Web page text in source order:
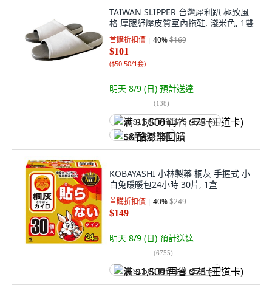
TAIWAN SLIPPER 台灣犀利趴 極致風
格 厚跟紓壓皮質室內拖鞋, 淺米色, 1雙
首購折扣價 40%$169
$101
($50.50/1套)
明天 8/9 (日) 預計送達
(138)
满 $1,500 再省 $75 (王道卡)
$8 酷澎幣回饋
KOBAYASHI 小林製藥 桐灰 手握式 小
白兔暖暖包24小時 30片, 1盒
首購折扣價 40%$249
$149
明天 8/9 (日) 預計送達
(6755)
满 $1,500 再省 $75 (王道卡)